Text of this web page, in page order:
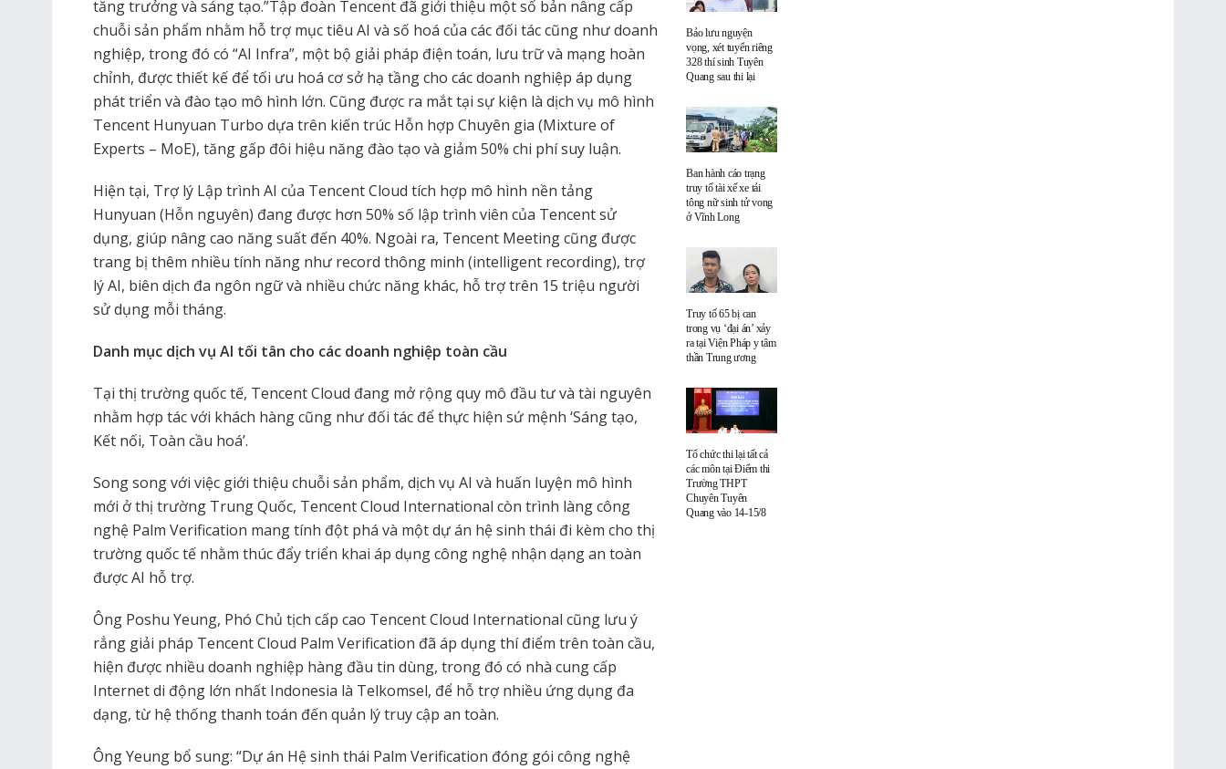
tăng trưởng và sáng tạo.”Tập đoàn Tencent đã giới thiệu một số bản nâng cấp
chuỗi sản phẩm nhằm hỗ trợ mục tiêu AI và số hoá của các đối tác cũng như doanh
nghiệp, trong đó có “AI Infra”, một bộ giải pháp điện toán, lưu trữ và mạng hoàn
chỉnh, được thiết kế để tối ưu hoá cơ sở hạ tầng cho các doanh nghiệp áp dụng
phát triển và đào tạo mô hình lớn. Cũng được ra mắt tại sự kiện là dịch vụ mô hình
Tencent Hunyuan Turbo dựa trên kiến trúc Hỗn hợp Chuyên gia (Mixture of
Experts – MoE), tăng gấp đôi hiệu năng đào tạo và giảm 50% chi phí suy luận.
Hiện tại, Trợ lý Lập trình AI của Tencent Cloud tích hợp mô hình nền tảng
Hunyuan (Hỗn nguyên) đang được hơn 50% số lập trình viên của Tencent sử
dụng, giúp nâng cao năng suất đến 40%. Ngoài ra, Tencent Meeting cũng được
trang bị thêm nhiều tính năng như record thông minh (intelligent recording), trợ
lý AI, biên dịch đa ngôn ngữ và nhiều chức năng khác, hỗ trợ trên 15 triệu người
sử dụng mỗi tháng.
Danh mục dịch vụ AI tối tân cho các doanh nghiệp toàn cầu
Tại thị trường quốc tế, Tencent Cloud đang mở rộng quy mô đầu tư và tài nguyên
nhằm hợp tác với khách hàng cũng như đối tác để thực hiện sứ mệnh ‘Sáng tạo,
Kết nối, Toàn cầu hoá’.
Song song với việc giới thiệu chuỗi sản phẩm, dịch vụ AI và huấn luyện mô hình
mới ở thị trường Trung Quốc, Tencent Cloud International còn trình làng công
nghệ Palm Verification mang tính đột phá và một dự án hệ sinh thái đi kèm cho thị
trường quốc tế nhằm thúc đẩy triển khai áp dụng công nghệ nhận dạng an toàn
được AI hỗ trợ.
Ông Poshu Yeung, Phó Chủ tịch cấp cao Tencent Cloud International cũng lưu ý
rẳng giải pháp Tencent Cloud Palm Verification đã áp dụng thí điểm trên toàn cầu,
hiện được nhiều doanh nghiệp hàng đầu tin dùng, trong đó có nhà cung cấp
Internet di động lớn nhất Indonesia là Telkomsel, để hỗ trợ nhiều ứng dụng đa
dạng, từ hệ thống thanh toán đến quản lý truy cập an toàn.
Ông Yeung bổ sung: “Dự án Hệ sinh thái Palm Verification đóng gói công nghệ
Bảo lưu nguyện
vọng, xét tuyển riêng
328 thí sinh Tuyên
Quang sau thi lại
Ban hành cáo trạng
truy tố tài xế xe tải
tông nữ sinh tử vong
ở Vĩnh Long
Truy tố 65 bị can
trong vụ ‘đại án’ xảy
ra tại Viện Pháp y tâm
thần Trung ương
Tổ chức thi lại tất cả
các môn tại Điểm thi
Trường THPT
Chuyên Tuyên
Quang vào 14-15/8